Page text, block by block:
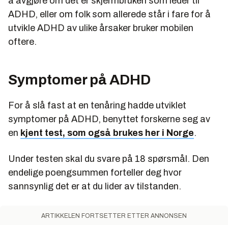
ADHD, eller om folk som allerede står i fare for å
utvikle ADHD av ulike årsaker bruker mobilen
oftere.
Symptomer på ADHD
For å slå fast at en tenåring hadde utviklet
symptomer på ADHD, benyttet forskerne seg av
en kjent test, som også brukes her i Norge.
Under testen skal du svare på 18 spørsmål. Den
endelige poengsummen forteller deg hvor
sannsynlig det er at du lider av tilstanden.
ARTIKKELEN FORTSETTER ETTER ANNONSEN